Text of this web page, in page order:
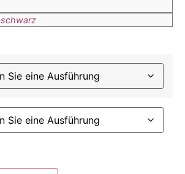
schwarz